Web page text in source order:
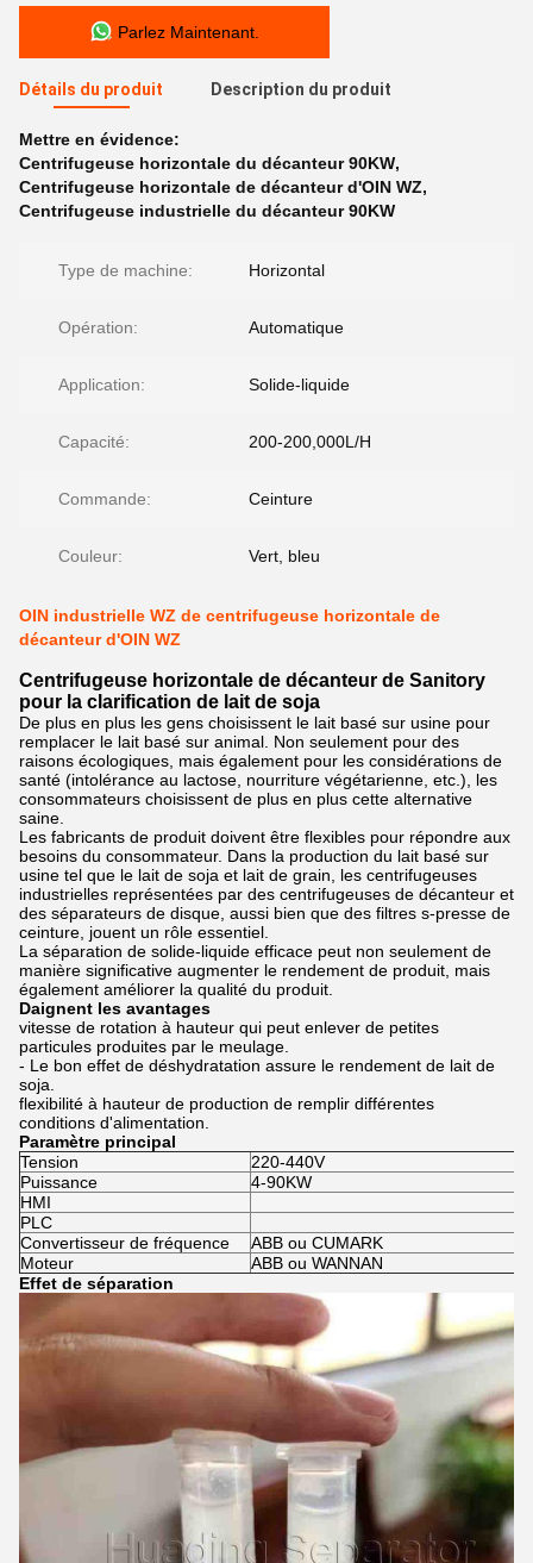
Parlez Maintenant.
Détails du produit Description du produit
Mettre en évidence:
Centrifugeuse horizontale du décanteur 90KW,
Centrifugeuse horizontale de décanteur d'OIN WZ,
Centrifugeuse industrielle du décanteur 90KW
Type de machine: Horizontal
Opération: Automatique
Application: Solide-liquide
Capacité: 200-200,000L/H
Commande: Ceinture
Couleur: Vert, bleu
OIN industrielle WZ de centrifugeuse horizontale de
décanteur d'OIN WZ
Centrifugeuse horizontale de décanteur de Sanitory
pour la clarification de lait de soja
De plus en plus les gens choisissent le lait basé sur usine pour
remplacer le lait basé sur animal. Non seulement pour des
raisons écologiques, mais également pour les considérations de
santé (intolérance au lactose, nourriture végétarienne, etc.), les
consommateurs choisissent de plus en plus cette alternative
saine.
Les fabricants de produit doivent être flexibles pour répondre aux
besoins du consommateur. Dans la production du lait basé sur
usine tel que le lait de soja et lait de grain, les centrifugeuses
industrielles représentées par des centrifugeuses de décanteur et
des séparateurs de disque, aussi bien que des filtres s-presse de
ceinture, jouent un rôle essentiel.
La séparation de solide-liquide efficace peut non seulement de
manière significative augmenter le rendement de produit, mais
également améliorer la qualité du produit.
Daignent les avantages
vitesse de rotation à hauteur qui peut enlever de petites
particules produites par le meulage.
- Le bon effet de déshydratation assure le rendement de lait de
soja.
flexibilité à hauteur de production de remplir différentes
conditions d'alimentation.
Paramètre principal
Tension
220-440V
Puissance
4-90KW
HMI
PLC
Convertisseur de fréquence
ABB ou CUMARK
Moteur
ABB ou WANNAN
Effet de séparation